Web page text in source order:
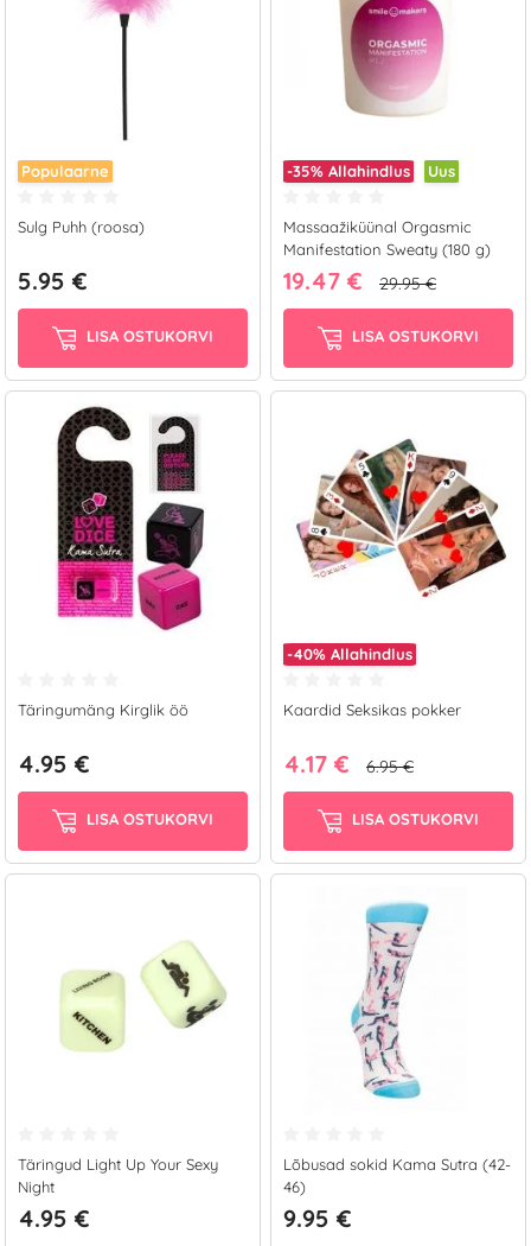
Populaarne
Sulg Puhh (roosa)
5.95 €
LISA OSTUKORVI
-35% Allahindlus Uus
Massaažiküünal Orgasmic
Manifestation Sweaty (180 g)
19.47 € 29.95 €
LISA OSTUKORVI
Täringumäng Kirglik öö
4.95 €
LISA OSTUKORVI
-40% Allahindlus
Kaardid Seksikas pokker
4.17 € 6.95 €
LISA OSTUKORVI
Täringud Light Up Your Sexy
Night
4.95 €
Lõbusad sokid Kama Sutra (42-
46)
9.95 €